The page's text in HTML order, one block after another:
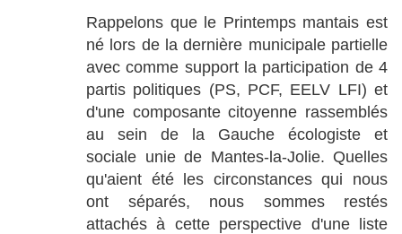
Rappelons que le Printemps mantais est
né lors de la dernière municipale partielle
avec comme support la participation de 4
partis politiques (PS, PCF, EELV LFI) et
d'une composante citoyenne rassemblés
au sein de la Gauche écologiste et
sociale unie de Mantes-la-Jolie. Quelles
qu'aient été les circonstances qui nous
ont séparés, nous sommes restés
attachés à cette perspective d'une liste